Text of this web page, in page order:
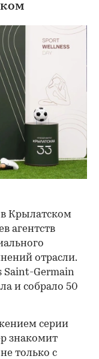
Крылатском
агентств
отрасли.
Saint-Germain
и собрало 50
серии
знакомит
только с